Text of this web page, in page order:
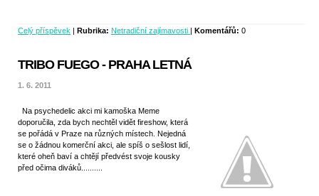
Celý příspěvek | Rubrika: Netradiční zajímavosti | Komentářů: 0
TRIBO FUEGO - PRAHA LETNÁ
1. 6. 2011
Na psychedelic akci mi kamoška Meme
doporučila, zda bych nechtěl vidět fireshow, která
se pořádá v Praze na různých místech. Nejedná
se o žádnou komerční akci, ale spíš o sešlost lidí,
které oheň baví a chtějí předvést svoje kousky
před očima diváků..........